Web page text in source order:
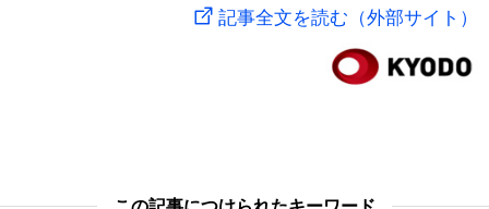
記事全文を読む（外部サイト）